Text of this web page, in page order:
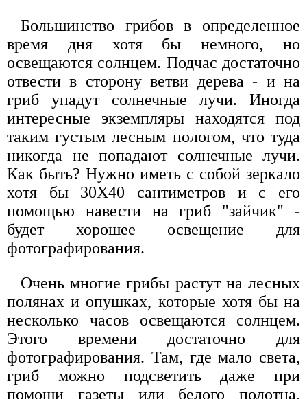
Большинство грибов в определенное
время дня хотя бы немного, но
освещаются солнцем. Подчас достаточно
отвести в сторону ветви дерева - и на
гриб упадут солнечные лучи. Иногда
интересные экземпляры находятся под
таким густым лесным пологом, что туда
никогда не попадают солнечные лучи.
Как быть? Нужно иметь с собой зеркало
хотя бы 30X40 сантиметров и с его
помощью навести на гриб "зайчик" -
будет хорошее освещение для
фотографирования.
Очень многие грибы растут на лесных
полянах и опушках, которые хотя бы на
несколько часов освещаются солнцем.
Этого времени достаточно для
фотографирования. Там, где мало света,
гриб можно подсветить даже при
помощи газеты или белого полотна,